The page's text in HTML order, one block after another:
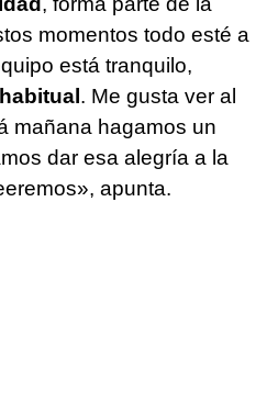
momentos todo esté a
está tranquilo,
. Me gusta ver al
mañana hagamos un
dar esa alegría a la
apunta.